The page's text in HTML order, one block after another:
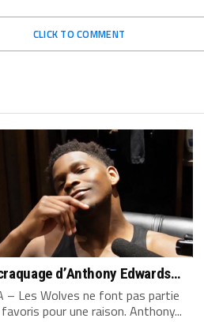
CLICK TO COMMENT
d’Anthony Edwards…
– Les Wolves ne font pas partie
pour une raison. Anthony...